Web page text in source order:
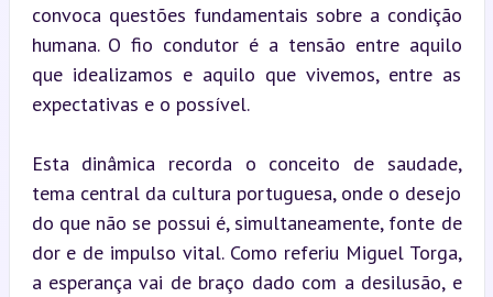
convoca questões fundamentais sobre a condição
humana. O fio condutor é a tensão entre aquilo
que idealizamos e aquilo que vivemos, entre as
expectativas e o possível.
Esta dinâmica recorda o conceito de saudade,
tema central da cultura portuguesa, onde o desejo
do que não se possui é, simultaneamente, fonte de
dor e de impulso vital. Como referiu Miguel Torga,
a esperança vai de braço dado com a desilusão, e